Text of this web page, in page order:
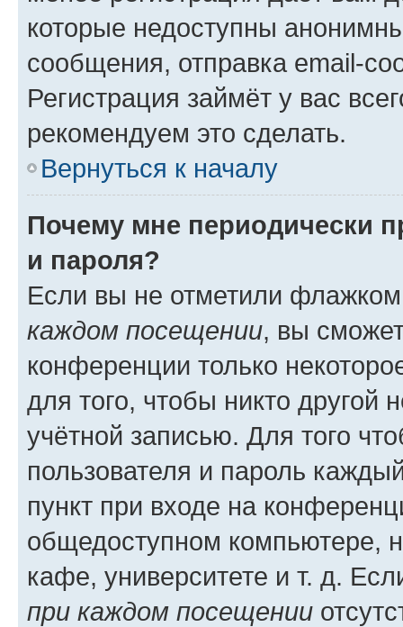
которые недоступны
сообщения, отправка email-
Регистрация займёт у вас
рекомендуем это сделать.
Вернуться к началу
Почему мне периодически
и пароля?
Если вы не отметили
каждом посещении, вы
конференции только
для того, чтобы никто другой
учётной записью. Для того
пользователя и пароль
пункт при входе на
общедоступном компьютере,
кафе, университете и т. д.
при каждом посещении